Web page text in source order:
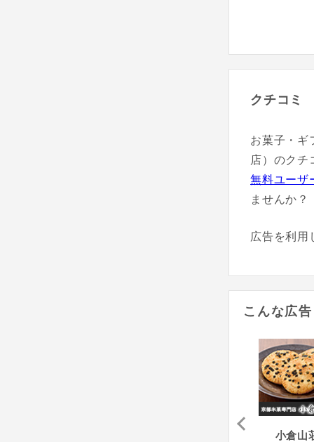
クチコミ
お菓子・ギ
店）のクチ
無料ユーザ
ませんか？
広告を利用
こんな広
小倉山